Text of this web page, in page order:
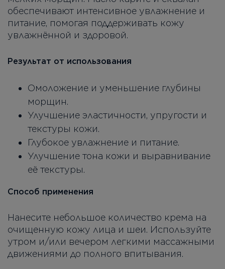
обеспечивают интенсивное увлажнение и
питание, помогая поддерживать кожу
увлажнённой и здоровой.
Результат от использования
Омоложение и уменьшение глубины
морщин.
Улучшение эластичности, упругости и
текстуры кожи.
Глубокое увлажнение и питание.
Улучшение тона кожи и выравнивание
её текстуры.
Способ применения
Нанесите небольшое количество крема на
очищенную кожу лица и шеи. Используйте
утром и/или вечером легкими массажными
движениями до полного впитывания.